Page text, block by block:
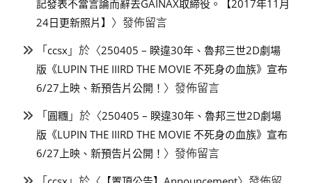
記發表不當言論而辭去GAINAX取締役。【2017年11月
24日更新照片】 〉發佈留言
「ccsx 」於〈250405 – 睽違30年、魯邦三世2D劇場
版《LUPIN THE IIIRD THE MOVIE 不死身の血族》宣布
6/27上映、新預告片公開！ 〉發佈留言
「圓糰 」於〈250405 – 睽違30年、魯邦三世2D劇場
版《LUPIN THE IIIRD THE MOVIE 不死身の血族》宣布
6/27上映、新預告片公開！ 〉發佈留言